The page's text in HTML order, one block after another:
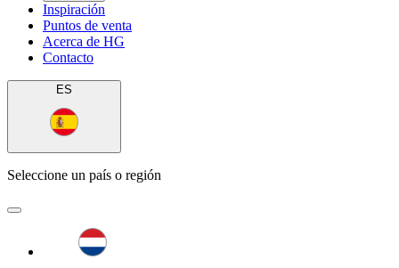
Inspiración
Puntos de venta
Acerca de HG
Contacto
ES
Seleccione un país o región